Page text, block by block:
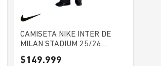
CAMISETA NIKE INTER DE
MILAN STADIUM 25/26
HOMBRE
$149.999